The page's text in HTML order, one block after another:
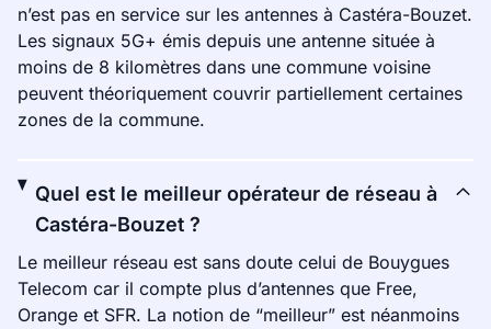
n’est pas en service sur les antennes à Castéra-Bouzet.
Les signaux 5G+ émis depuis une antenne située à
moins de 8 kilomètres dans une commune voisine
peuvent théoriquement couvrir partiellement certaines
zones de la commune.
Quel est le meilleur opérateur de réseau à
Castéra-Bouzet ?
Le meilleur réseau est sans doute celui de Bouygues
Telecom car il compte plus d’antennes que Free,
Orange et SFR. La notion de “meilleur” est néanmoins